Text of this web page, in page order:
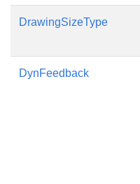
DrawingSizeType
DynFeedback